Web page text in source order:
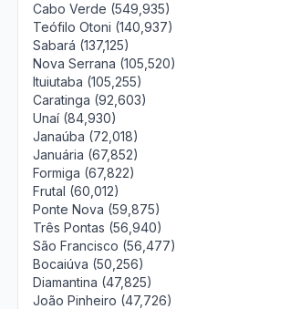
Cabo Verde (549,935)
Teófilo Otoni (140,937)
Sabará (137,125)
Nova Serrana (105,520)
Ituiutaba (105,255)
Caratinga (92,603)
Unaí (84,930)
Janaúba (72,018)
Januária (67,852)
Formiga (67,822)
Frutal (60,012)
Ponte Nova (59,875)
Três Pontas (56,940)
São Francisco (56,477)
Bocaiúva (50,256)
Diamantina (47,825)
João Pinheiro (47,726)